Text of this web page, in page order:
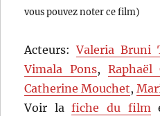
vous pouvez noter ce film)
Acteurs:Valeria Bruni
Vimala Pons, Raphaël
Catherine Mouchet,
Voir lafiche du film